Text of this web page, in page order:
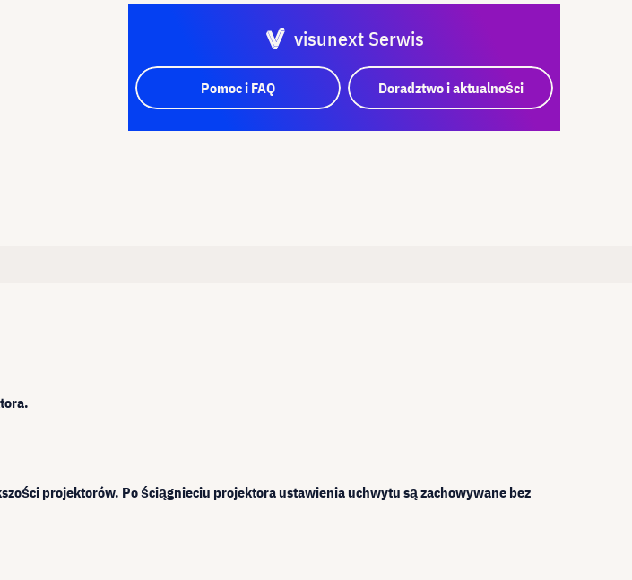
visunext Serwis
Pomoc i FAQ Doradztwo i aktualności
projektorów. Po ściągnieciu projektora ustawienia uchwytu są zachowywane bez